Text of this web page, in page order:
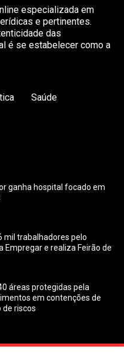
especializada em
e pertinentes.
das
é se estabelecer como a
Saúde
ganha hospital focado em
mil trabalhadores pelo
Empregar e realiza Feirão de
áreas protegidas pela
em contenções de
de riscos